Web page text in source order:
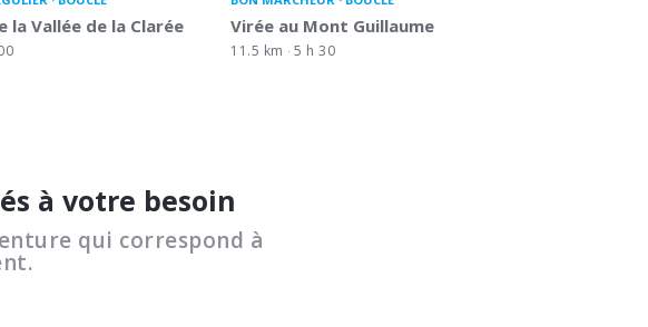
la Vallée de la Clarée Virée au Mont Guillaume
11.5 km 5 h 30
à votre besoin
qui correspond à